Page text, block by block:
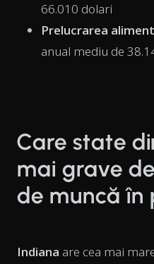
66.010 dolari
Prelucrarea
anual mediu de
Care state
mai grave
de muncă în
Indiana are cea mai